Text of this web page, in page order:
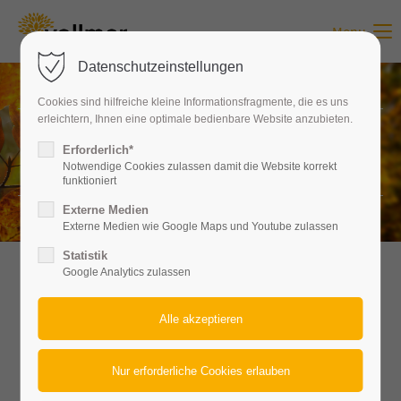
Login
Benutzername
Passwort
Anmelden
Register
Support
Menu
Häufig gestellte Fragen
1. Was sind die ersten Schritte
Datenschutzeinstellungen
Cookies sind hilfreiche kleine Informationsfragmente, die es uns
erleichtern, Ihnen eine optimale bedienbare Website anzubieten.
Erforderlich*
Notwendige Cookies zulassen damit die Website korrekt
funktioniert
Externe Medien
Externe Medien wie Google Maps und Youtube zulassen
Statistik
Google Analytics zulassen